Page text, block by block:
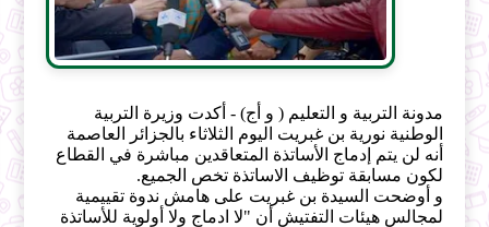
مدونة التربية و التعليم ( و أج) - أكدت وزيرة التربية
الوطنية نورية بن غبريت اليوم الثلاثاء بالجزائر العاصمة
أنه لن يتم إدماج الأساتذة المتعاقدين مباشرة في القطاع
لكون مسابقة توظيف الاساتذة تخص الجميع.
و أوضحت السيدة بن غبريت على هامش ندوة تقييمية
لمجالس هيئات التفتيش أن "لا ادماج ولا أولوية للأساتذة